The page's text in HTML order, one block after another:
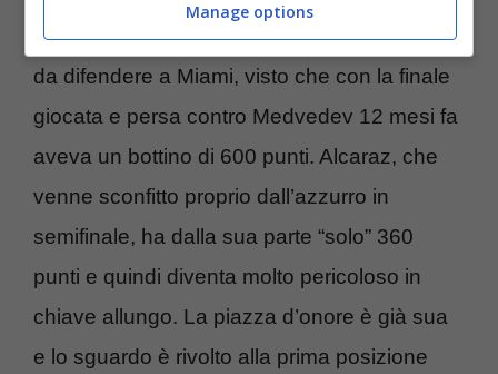
Sinner deve stare attento ai punti in classifica
da difendere a Miami, visto che con la finale
giocata e persa contro Medvedev 12 mesi fa
aveva un bottino di 600 punti. Alcaraz, che
venne sconfitto proprio dall’azzurro in
semifinale, ha dalla sua parte “solo” 360
punti e quindi diventa molto pericoloso in
chiave allungo. La piazza d’onore è già sua
e lo sguardo è rivolto alla prima posizione
Manage options